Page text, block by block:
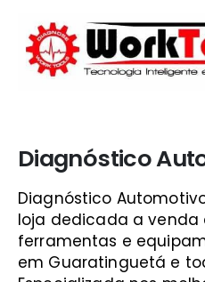
Diagnóstico
Diagnóstico
loja dedicada a venda
ferramentas e
em Guaratinguetá e